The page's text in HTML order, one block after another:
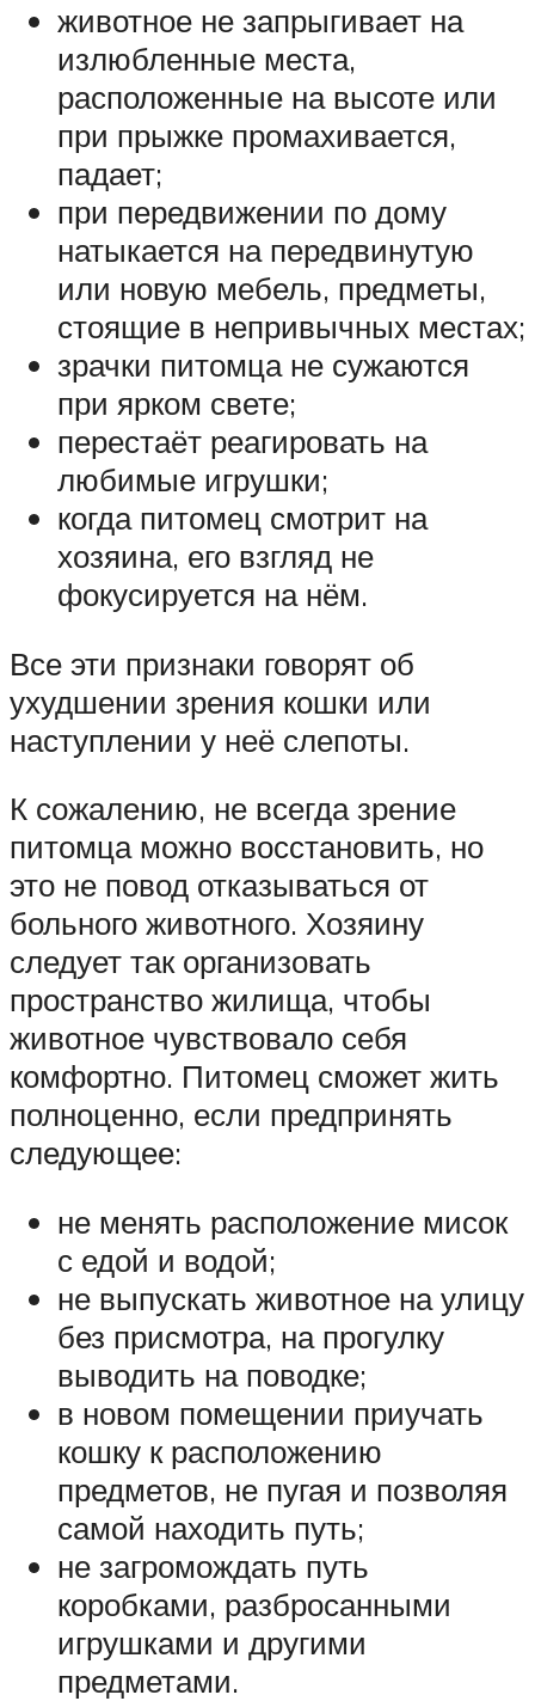
животное не запрыгивает на
излюбленные места,
расположенные на высоте или
при прыжке промахивается,
падает;
при передвижении по дому
натыкается на передвинутую
или новую мебель, предметы,
стоящие в непривычных местах;
зрачки питомца не сужаются
при ярком свете;
перестаёт реагировать на
любимые игрушки;
когда питомец смотрит на
хозяина, его взгляд не
фокусируется на нём.
Все эти признаки говорят об
ухудшении зрения кошки или
наступлении у неё слепоты.
К сожалению, не всегда зрение
питомца можно восстановить, но
это не повод отказываться от
больного животного. Хозяину
следует так организовать
пространство жилища, чтобы
животное чувствовало себя
комфортно. Питомец сможет жить
полноценно, если предпринять
следующее:
не менять расположение мисок
с едой и водой;
не выпускать животное на улицу
без присмотра, на прогулку
выводить на поводке;
в новом помещении приучать
кошку к расположению
предметов, не пугая и позволяя
самой находить путь;
не загромождать путь
коробками, разбросанными
игрушками и другими
предметами.